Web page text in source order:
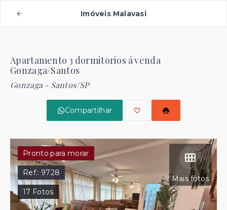
Imóveis Malavasi
Apartamento 3 dormitorios á venda
Gonzaga/Santos
Gonzaga - Santos/SP
Compartilhar
Mais fotos
Pronto para morar
Ref.: 9728
17 Fotos